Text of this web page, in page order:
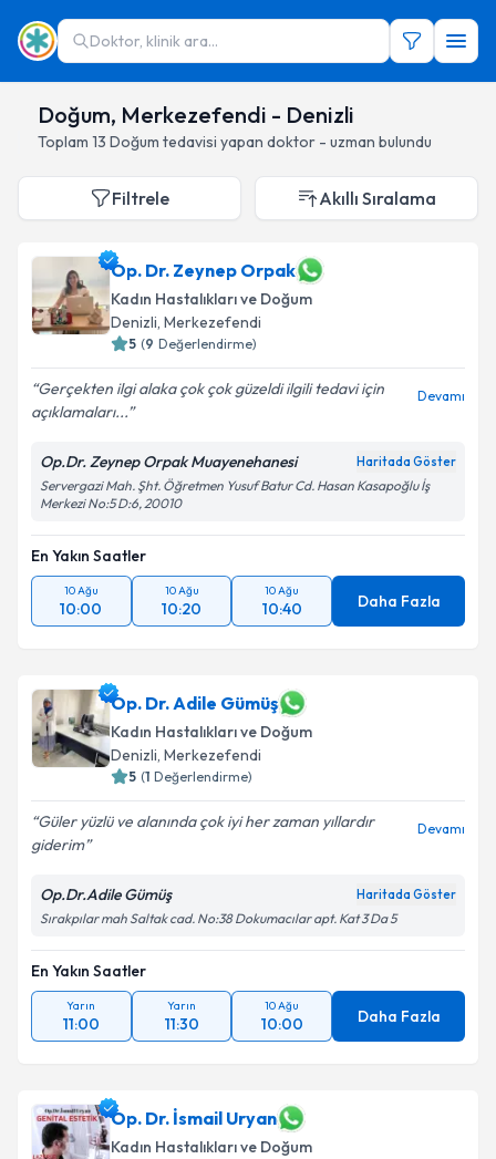
Doktor, klinik ara...
Doğum, Merkezefendi - Denizli
Toplam 13 Doğum tedavisi yapan doktor - uzman bulundu
Filtrele Akıllı Sıralama
Op. Dr. Zeynep Orpak
Kadın Hastalıkları ve Doğum
Denizli, Merkezefendi
5 (9 Değerlendirme)
Gerçekten ilgi alaka çok çok güzeldi ilgili tedavi için
açıklamaları...
Devamı
Op.Dr. Zeynep Orpak Muayenehanesi Haritada Göster
Servergazi Mah. Şht. Öğretmen Yusuf Batur Cd. Hasan Kasapoğlu İş
Merkezi No:5 D:6, 20010
En Yakın Saatler
10 Ağu
10:00
10 Ağu
10:20
10 Ağu
10:40 Daha Fazla
Op. Dr. Adile Gümüş
Kadın Hastalıkları ve Doğum
Denizli, Merkezefendi
5 (1 Değerlendirme)
Güler yüzlü ve alanında çok iyi her zaman yıllardır
giderim
Devamı
Op.Dr.Adile Gümüş Haritada Göster
Sırakpılar mah Saltak cad. No:38 Dokumacılar apt. Kat 3 Da 5
En Yakın Saatler
Yarın
11:00
Yarın
11:30
10 Ağu
10:00 Daha Fazla
Op. Dr. İsmail Uryan
Kadın Hastalıkları ve Doğum